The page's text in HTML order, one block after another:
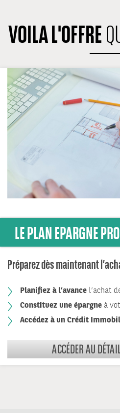
VOILA L'OFFRE
LE PLAN EPARGNE
Préparez dès maintenant
Planifiez à l’avance l’achat
Constituez une épargne à
Accédez à un Crédit
ACCÉDER AU